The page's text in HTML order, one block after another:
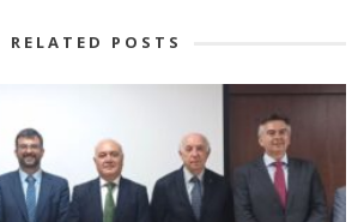
RELATED POSTS